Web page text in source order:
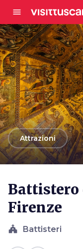
menu
arrow_backAttrazioni
Battistero
Firenze
church Battisteri